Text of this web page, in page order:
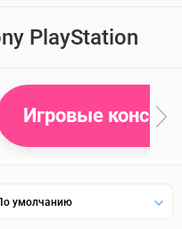
PlayStation
Игровые консоли
умолчанию